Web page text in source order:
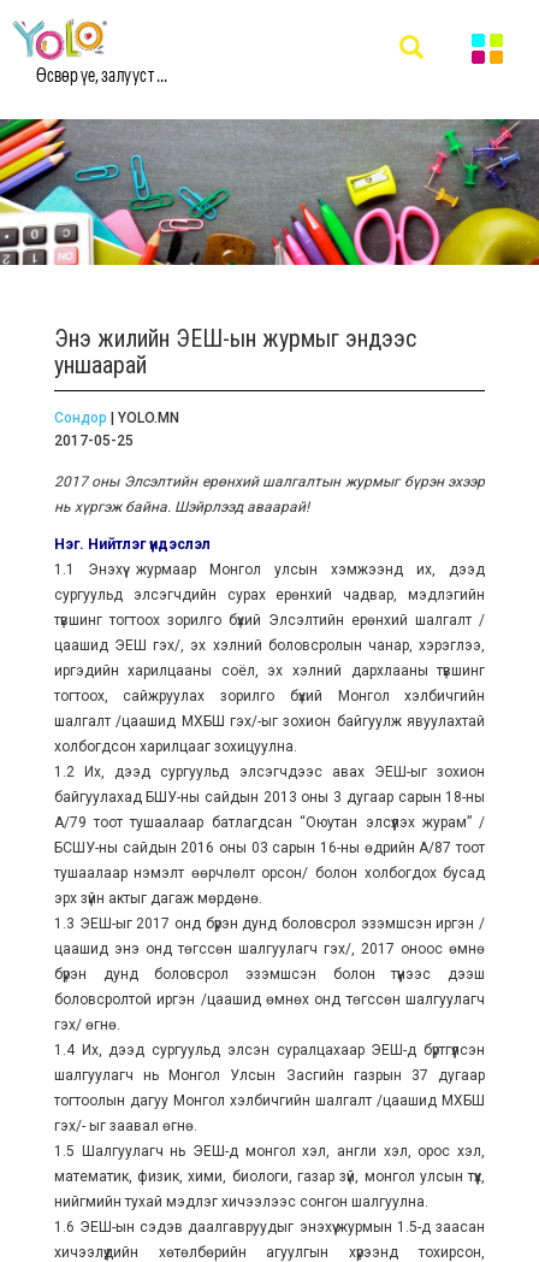
Өсвөр үе, залууст ...
Энэ жилийн ЭЕШ-ын журмыг эндээс
уншаарай
Сондор | YOLO.MN
2017-05-25
2017 оны Элсэлтийн ерөнхий шалгалтын журмыг бүрэн эхээр
нь хүргэж байна. Шэйрлээд аваарай!
Нэг. Нийтлэг үндэслэл
1.1 Энэхүү журмаар Монгол улсын хэмжээнд их, дээд
сургуульд элсэгчдийн сурах ерөнхий чадвар, мэдлэгийн
түвшинг тогтоох зорилго бүхий Элсэлтийн ерөнхий шалгалт /
цаашид ЭЕШ гэх/, эх хэлний боловсролын чанар, хэрэглээ,
иргэдийн харилцааны соёл, эх хэлний дархлааны түвшинг
тогтоох, сайжруулах зорилго бүхий Монгол хэлбичгийн
шалгалт /цаашид МХБШ гэх/-ыг зохион байгуулж явуулахтай
холбогдсон харилцааг зохицуулна.
1.2 Их, дээд сургуульд элсэгчдээс авах ЭЕШ-ыг зохион
байгуулахад БШУ-ны сайдын 2013 оны 3 дугаар сарын 18-ны
А/79 тоот тушаалаар батлагдсан “Оюутан элсүүлэх журам” /
БСШУ-ны сайдын 2016 оны 03 сарын 16-ны өдрийн А/87 тоот
тушаалаар нэмэлт өөрчлөлт орсон/ болон холбогдох бусад
эрх зүйн актыг дагаж мөрдөнө.
1.3 ЭЕШ-ыг 2017 онд бүрэн дунд боловсрол эзэмшсэн иргэн /
цаашид энэ онд төгссөн шалгуулагч гэх/, 2017 оноос өмнө
бүрэн дунд боловсрол эзэмшсэн болон түүнээс дээш
боловсролтой иргэн /цаашид өмнөх онд төгссөн шалгуулагч
гэх/ өгнө.
1.4 Их, дээд сургуульд элсэн суралцахаар ЭЕШ-д бүртгүүлсэн
шалгуулагч нь Монгол Улсын Засгийн газрын 37 дугаар
тогтоолын дагуу Монгол хэлбичгийн шалгалт /цаашид МХБШ
гэх/- ыг заавал өгнө.
1.5 Шалгуулагч нь ЭЕШ-д монгол хэл, англи хэл, орос хэл,
математик, физик, хими, биологи, газар зүй, монгол улсын түүх,
нийгмийн тухай мэдлэг хичээлээс сонгон шалгуулна.
1.6 ЭЕШ-ын сэдэв даалгавруудыг энэхүү журмын 1.5-д заасан
хичээлүүдийн хөтөлбөрийн агуулгын хүрээнд тохирсон,